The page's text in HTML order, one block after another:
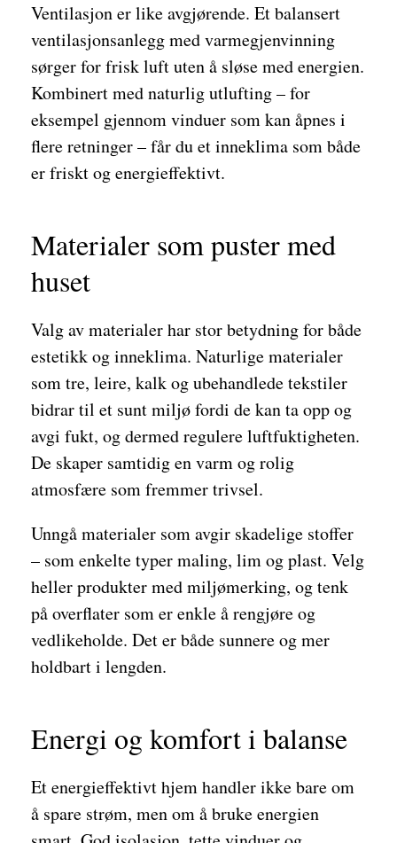
Ventilasjon er like avgjørende. Et balansert
ventilasjonsanlegg med varmegjenvinning
sørger for frisk luft uten å sløse med energien.
Kombinert med naturlig utlufting – for
eksempel gjennom vinduer som kan åpnes i
flere retninger – får du et inneklima som både
er friskt og energieffektivt.
Materialer som puster med
huset
Valg av materialer har stor betydning for både
estetikk og inneklima. Naturlige materialer
som tre, leire, kalk og ubehandlede tekstiler
bidrar til et sunt miljø fordi de kan ta opp og
avgi fukt, og dermed regulere luftfuktigheten.
De skaper samtidig en varm og rolig
atmosfære som fremmer trivsel.
Unngå materialer som avgir skadelige stoffer
– som enkelte typer maling, lim og plast. Velg
heller produkter med miljømerking, og tenk
på overflater som er enkle å rengjøre og
vedlikeholde. Det er både sunnere og mer
holdbart i lengden.
Energi og komfort i balanse
Et energieffektivt hjem handler ikke bare om
å spare strøm, men om å bruke energien